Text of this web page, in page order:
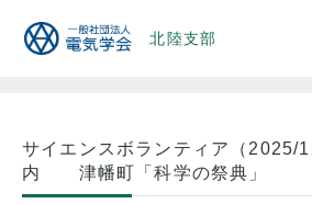
北陸支部
サイエンスボランティア（2025/
内 津幡町「科学の祭典」